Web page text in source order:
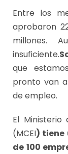
Entre los
aprobaron
millones.
insuficiente.
que
pronto van
de empleo.
El Ministerio
(MCEI) tiene
de 100